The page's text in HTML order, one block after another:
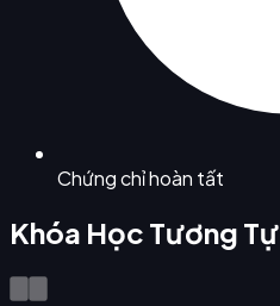
Chứng chỉ hoàn tất
Khóa Học Tương Tự